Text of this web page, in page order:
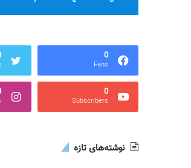
0
Fans
0
Subscribers
نوشته‌های تازه